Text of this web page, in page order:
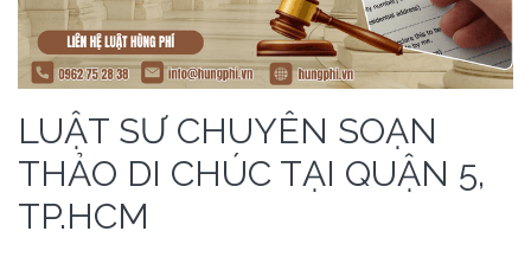
LUẬT SƯ CHUYÊN SOẠN
THẢO DI CHÚC TẠI QUẬN 5,
TP.HCM